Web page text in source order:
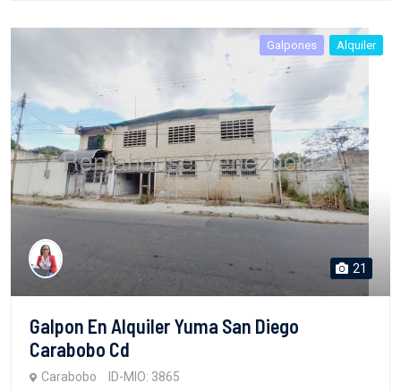
Galpones Alquiler
21
Galpon En Alquiler Yuma San Diego
Carabobo Cd
Carabobo ID-MIO: 3865